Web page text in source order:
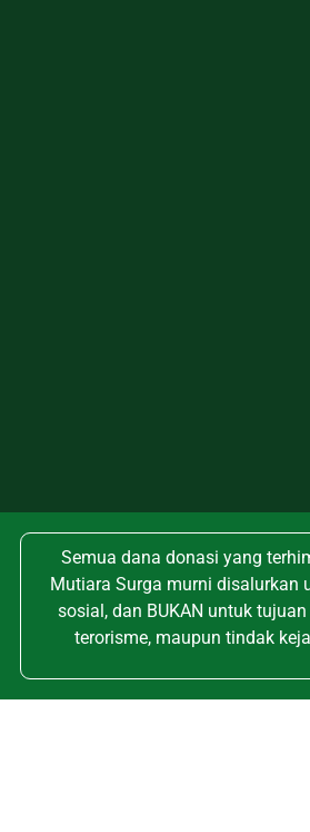
Semua dana donasi yang
Mutiara Surga murni disalurkan
sosial, dan BUKAN untuk
terorisme, maupun tindak